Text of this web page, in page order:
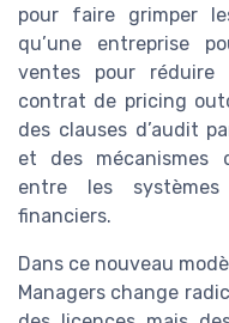
pour faire grimper
qu’une entreprise
ventes pour réduire
contrat de pricing
des clauses d’audit
et des mécanismes
entre les
financiers.
Dans ce nouveau
Managers change